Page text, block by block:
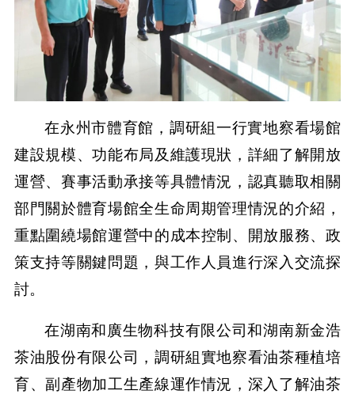
在永州市體育館，調研組一行實地察看場館
建設規模、功能布局及維護現狀，詳細了解開放
運營、賽事活動承接等具體情況，認真聽取相關
部門關於體育場館全生命周期管理情況的介紹，
重點圍繞場館運營中的成本控制、開放服務、政
策支持等關鍵問題，與工作人員進行深入交流探
討。
在湖南和廣生物科技有限公司和湖南新金浩
茶油股份有限公司，調研組實地察看油茶種植培
育、副產物加工生產線運作情況，深入了解油茶